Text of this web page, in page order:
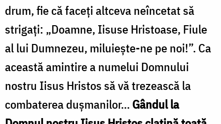
drum, fie că faceți altceva neîncetat să
strigați: „Doamne, Iisuse Hristoase, Fiule
al lui Dumnezeu, miluiește-ne pe noi!”. Ca
această amintire a numelui Domnului
nostru Iisus Hristos să vă trezească la
combaterea dușmanilor… Gândul la